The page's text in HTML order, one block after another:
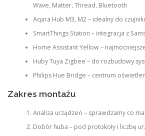
Wave, Matter, Thread, Bluetooth
Aqara Hub M3, M2 – idealny do
SmartThings Station – integracja z
Home Assistant Yellow –
Huby Tuya Zigbee – do rozbudowy
Philips Hue Bridge – centrum
Zakres montażu
Analiza urządzeń – sprawdzamy co
Dobór huba – pod protokoły i liczbę